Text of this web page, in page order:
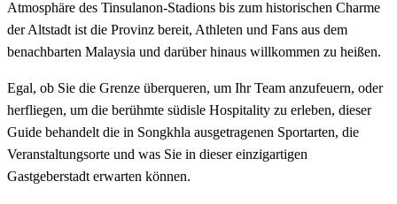
Atmosphäre des Tinsulanon-Stadions bis zum historischen Charme
der Altstadt ist die Provinz bereit, Athleten und Fans aus dem
benachbarten Malaysia und darüber hinaus willkommen zu heißen.
Egal, ob Sie die Grenze überqueren, um Ihr Team anzufeuern, oder
herfliegen, um die berühmte südisle Hospitality zu erleben, dieser
Guide behandelt die in Songkhla ausgetragenen Sportarten, die
Veranstaltungsorte und was Sie in dieser einzigartigen
Gastgeberstadt erwarten können.